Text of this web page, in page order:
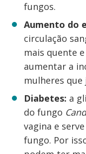
fungos.
Aumento do
circulação
mais quente
aumentar a
mulheres
Diabetes: a
do fungo
vagina e
fungo. Por